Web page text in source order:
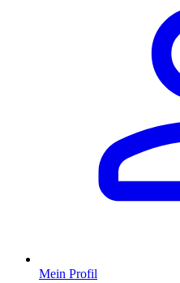
Mein Profil